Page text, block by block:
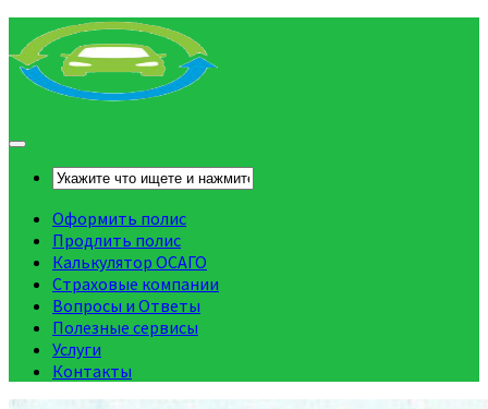
Оформить полис
Продлить полис
Калькулятор ОСАГО
Страховые компании
Вопросы и Ответы
Полезные сервисы
Услуги
Контакты